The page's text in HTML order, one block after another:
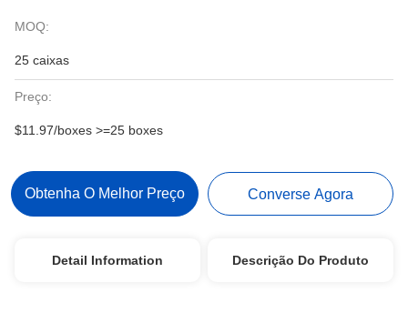
MOQ:
25 caixas
Preço:
$11.97/boxes >=25 boxes
Obtenha O Melhor Preço Converse Agora
Detail Information Descrição Do Produto